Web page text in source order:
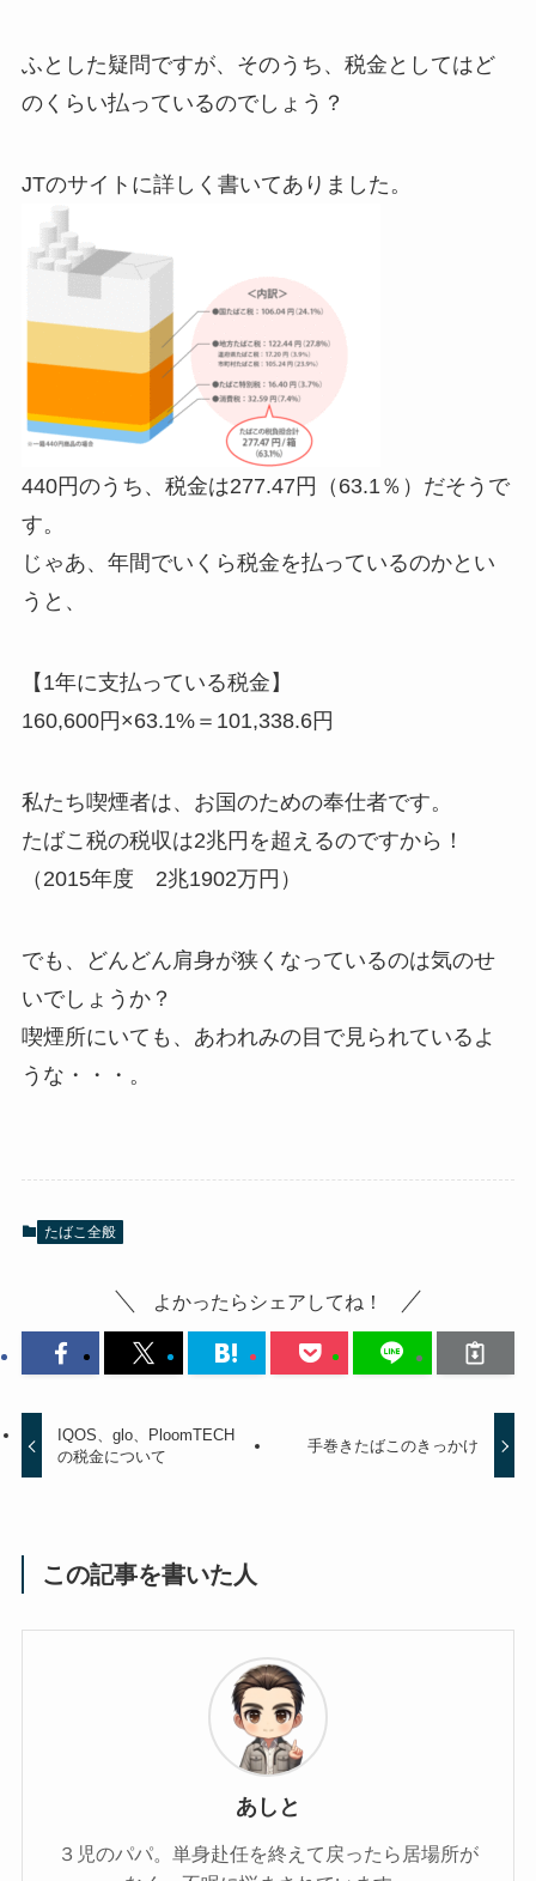
ふとした疑問ですが、そのうち、税金としてはど
のくらい払っているのでしょう？
JTのサイトに詳しく書いてありました。
440円のうち、税金は277.47円（63.1％）だそうで
す。
じゃあ、年間でいくら税金を払っているのかとい
うと、
【1年に支払っている税金】
160,600円×63.1%＝ 101,338.6円
私たち喫煙者は、お国のための奉仕者です。
たばこ税の税収は2兆円を超えるのですから！
（2015年度 2兆1902万円）
でも、どんどん肩身が狭くなっているのは気のせ
いでしょうか？
喫煙所にいても、あわれみの目で見られているよ
うな・・・。
たばこ全般
よかったらシェアしてね！
IQOS、glo、PloomTECH
の税金について
手巻きたばこのきっかけ
この記事を書いた人
あしと
３児のパパ。単身赴任を終えて戻ったら居場所が